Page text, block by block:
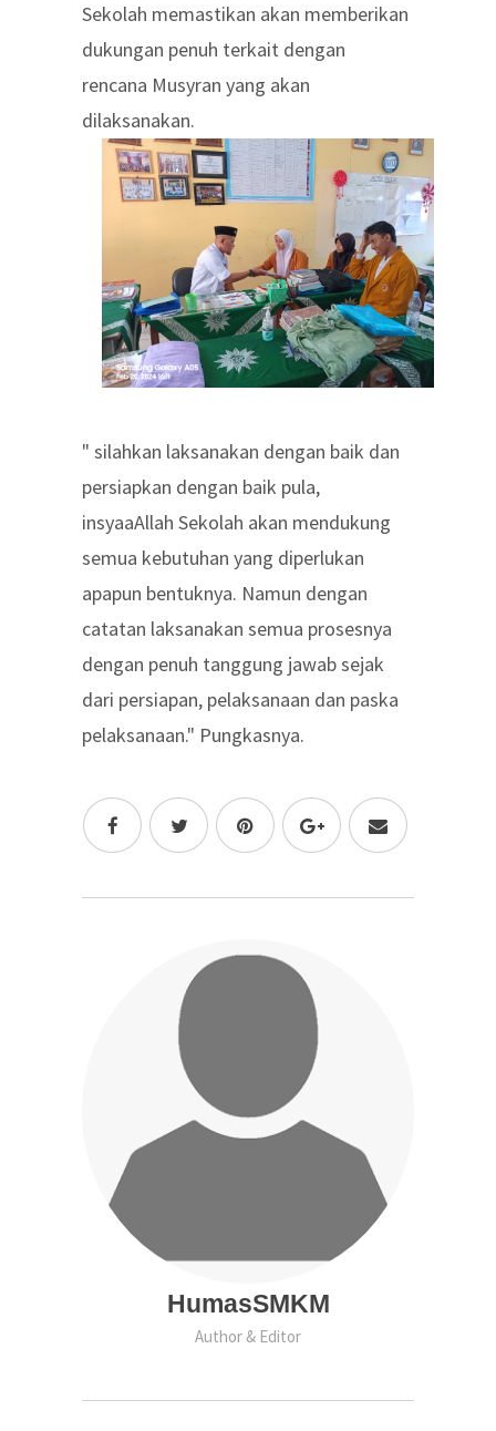
Sekolah memastikan akan memberikan
dukungan penuh terkait dengan
rencana Musyran yang akan
dilaksanakan.
" silahkan laksanakan dengan baik dan
persiapkan dengan baik pula,
insyaaAllah Sekolah akan mendukung
semua kebutuhan yang diperlukan
apapun bentuknya. Namun dengan
catatan laksanakan semua prosesnya
dengan penuh tanggung jawab sejak
dari persiapan, pelaksanaan dan paska
pelaksanaan." Pungkasnya.
HumasSMKM
Author & Editor